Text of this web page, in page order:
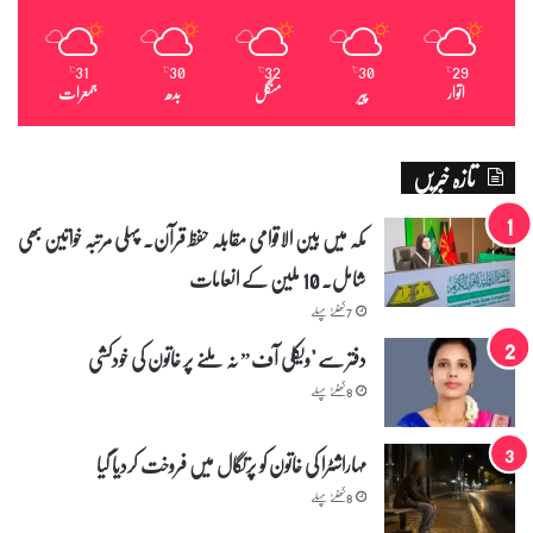
29
℃
اتوار
30
℃
پیر
32
℃
منگل
30
℃
بدھ
31
℃
جمعرات
تازہ خبریں
مکہ میں بین الاقوامی مقابلہ حفظ قرآن۔ پہلی مرتبہ خواتین بھی
شامل۔ 10 ملین کے انعامات
7 گھنٹے پہلے
دفتر سے "ویکلی آف” نہ ملنے پر خاتون کی خودکشی
8 گھنٹے پہلے
مہاراشٹرا کی خاتون کو پرتگال میں فروخت کردیا گیا
8 گھنٹے پہلے